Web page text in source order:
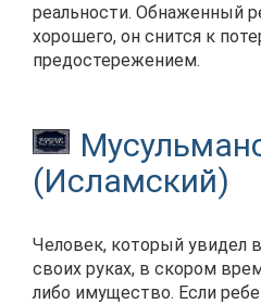
реальности. Обнаженный
хорошего, он снится к
предостережением.
(Исламский)
Человек, который увидел
своих руках, в скором
либо имущество. Если